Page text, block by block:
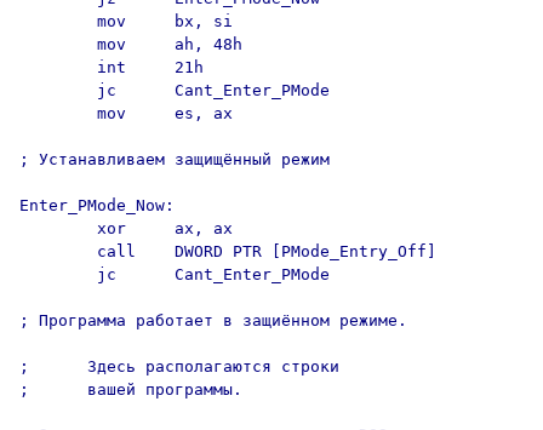
        mov     bx, si
        mov     ah, 48h
        int     21h
        jc      Cant_Enter_PMode
        mov     es, ax
; Устанавливаем защищённый режим
Enter_PMode_Now:
        xor     ax, ax
        call    DWORD PTR [PMode_Entry_Off]
        jc      Cant_Enter_PMode
; Программа работает в защиённом режиме.
;      Здесь располагаются строки
;      вашей программы.